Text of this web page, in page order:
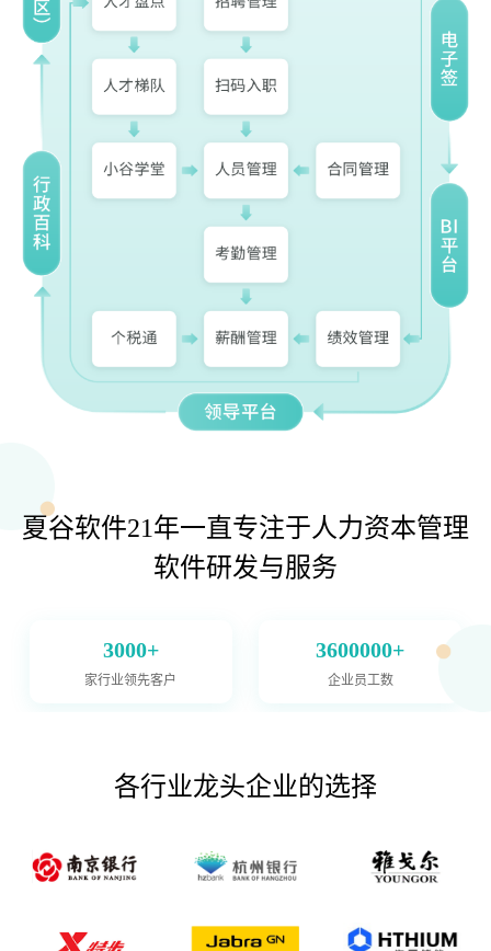
夏谷软件21年一直专注于人力资本管理
软件研发与服务
3000+
家行业领先客户
3600000+
企业员工数
各行业龙头企业的选择